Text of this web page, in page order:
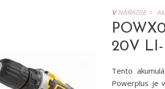
VNÁRADIE >
20V LI-
Tento
Powerplus je